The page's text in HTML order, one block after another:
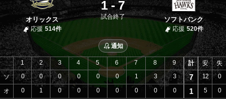
オリックス
応援 514件
1 - 7
試合終了 ソフトバンク
応援 520件
通知
ソ
オ
1 2 3 4 5 6 7 8
9
0
0 0 0 0 0 1 3
3
0
1 0 0 0 0 0 0 0
計 安 失
7 12 0
1 5 0